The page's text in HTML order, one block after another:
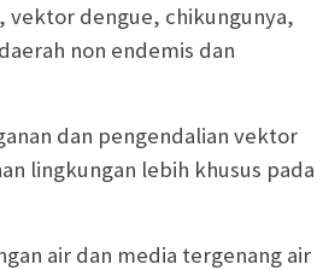
vektor dengue, chikungunya,
non endemis dan
dan pengendalian vektor
lingkungan lebih khusus pada
air dan media tergenang air